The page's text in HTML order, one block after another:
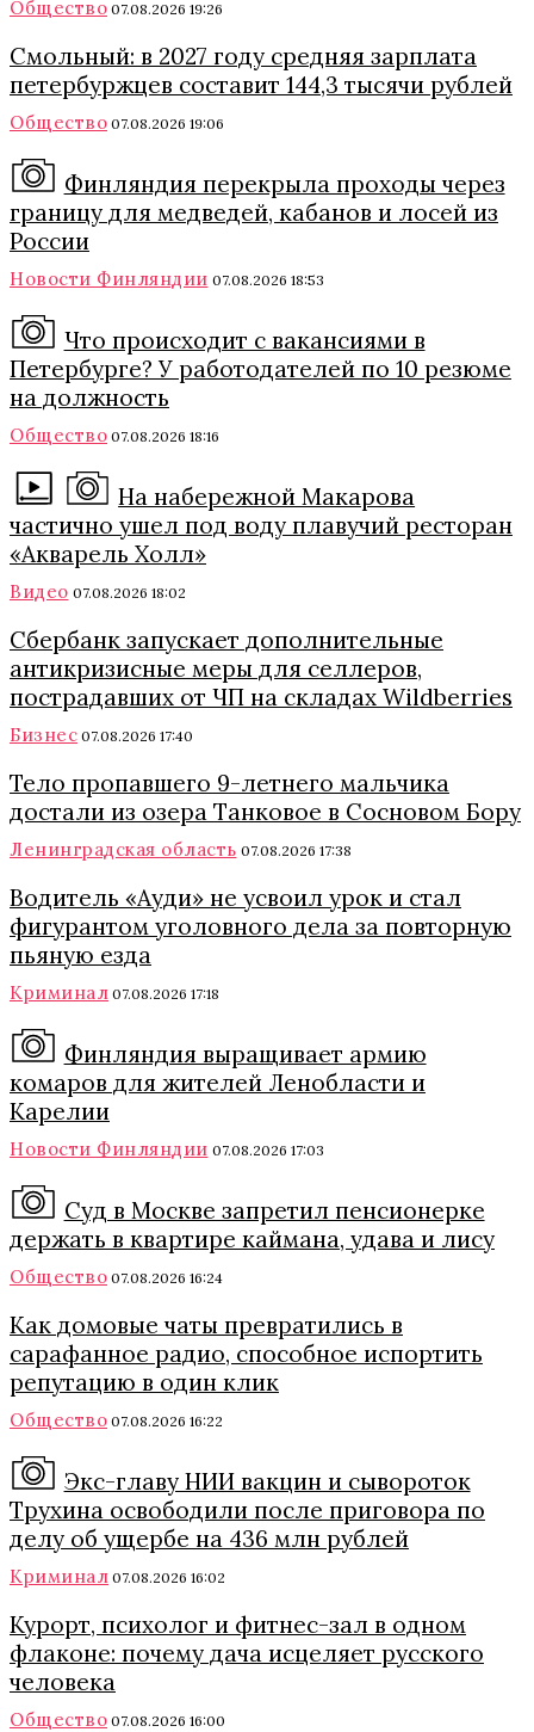
Общество 07.08.2026 19:26
Смольный: в 2027 году средняя зарплата
петербуржцев составит 144,3 тысячи рублей
Общество 07.08.2026 19:06
Финляндия перекрыла проходы через
границу для медведей, кабанов и лосей из
России
Новости Финляндии 07.08.2026 18:53
Что происходит с вакансиями в
Петербурге? У работодателей по 10 резюме
на должность
Общество 07.08.2026 18:16
На набережной Макарова
частично ушел под воду плавучий ресторан
«Акварель Холл»
Видео 07.08.2026 18:02
Сбербанк запускает дополнительные
антикризисные меры для селлеров,
пострадавших от ЧП на складах Wildberries
Бизнес 07.08.2026 17:40
Тело пропавшего 9-летнего мальчика
достали из озера Танковое в Сосновом Бору
Ленинградская область 07.08.2026 17:38
Водитель «Ауди» не усвоил урок и стал
фигурантом уголовного дела за повторную
пьяную езда
Криминал 07.08.2026 17:18
Финляндия выращивает армию
комаров для жителей Ленобласти и
Карелии
Новости Финляндии 07.08.2026 17:03
Суд в Москве запретил пенсионерке
держать в квартире каймана, удава и лису
Общество 07.08.2026 16:24
Как домовые чаты превратились в
сарафанное радио, способное испортить
репутацию в один клик
Общество 07.08.2026 16:22
Экс-главу НИИ вакцин и сывороток
Трухина освободили после приговора по
делу об ущербе на 436 млн рублей
Криминал 07.08.2026 16:02
Курорт, психолог и фитнес-зал в одном
флаконе: почему дача исцеляет русского
человека
Общество 07.08.2026 16:00